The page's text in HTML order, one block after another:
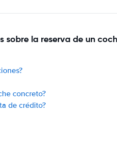
sobre la reserva de un
concreto?
de crédito?